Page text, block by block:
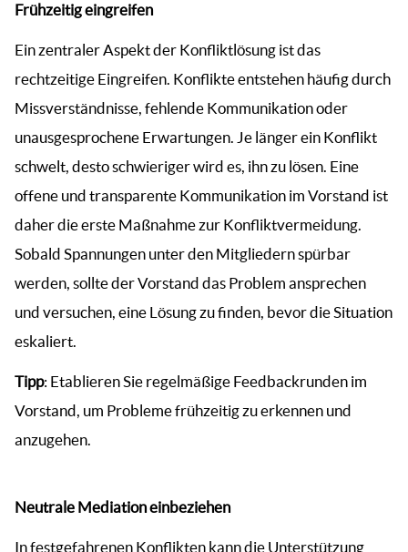
Frühzeitig eingreifen
Ein zentraler Aspekt der Konfliktlösung ist das
rechtzeitige Eingreifen. Konflikte entstehen häufig durch
Missverständnisse, fehlende Kommunikation oder
unausgesprochene Erwartungen. Je länger ein Konflikt
schwelt, desto schwieriger wird es, ihn zu lösen. Eine
offene und transparente Kommunikation im Vorstand ist
daher die erste Maßnahme zur Konfliktvermeidung.
Sobald Spannungen unter den Mitgliedern spürbar
werden, sollte der Vorstand das Problem ansprechen
und versuchen, eine Lösung zu finden, bevor die Situation
eskaliert.
Tipp: Etablieren Sie regelmäßige Feedbackrunden im
Vorstand, um Probleme frühzeitig zu erkennen und
anzugehen.
Neutrale Mediation einbeziehen
In festgefahrenen Konflikten kann die Unterstützung